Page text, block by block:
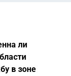
ли
в зоне